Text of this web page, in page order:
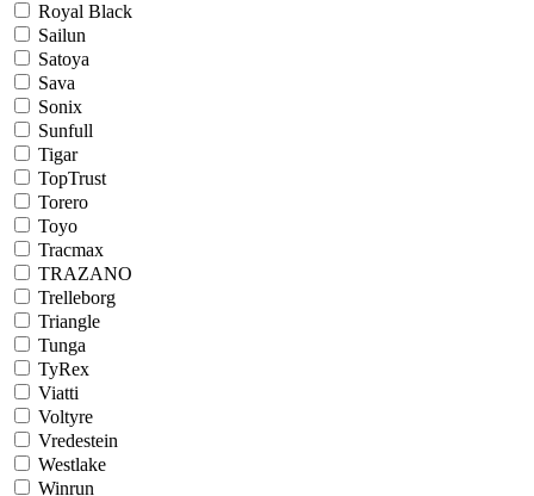
Royal Black
Sailun
Satoya
Sava
Sonix
Sunfull
Tigar
TopTrust
Torero
Toyo
Tracmax
TRAZANO
Trelleborg
Triangle
Tunga
TyRex
Viatti
Voltyre
Vredestein
Westlake
Winrun